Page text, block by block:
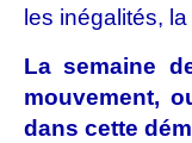
les inégalités,
La semaine
mouvement,
dans cette